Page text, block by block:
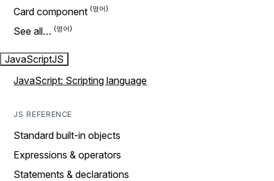
Card component
See all…
JavaScriptJS
JavaScript: Scripting language
JS REFERENCE
Standard built-in objects
Expressions & operators
Statements & declarations